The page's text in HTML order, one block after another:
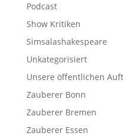
Podcast
Show Kritiken
Simsalashakespeare
Unkategorisiert
Unsere öffentlichen
Zauberer Bonn
Zauberer Bremen
Zauberer Essen